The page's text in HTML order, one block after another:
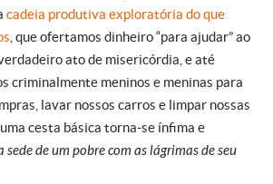
cadeia produtiva exploratória do que
, que ofertamos dinheiro “para ajudar” ao
ato de misericórdia, e até
criminalmente meninos e meninas para
lavar nossos carros e limpar nossas
cesta básica torna-se ínfima e
sede de um pobre com as lágrimas de seu